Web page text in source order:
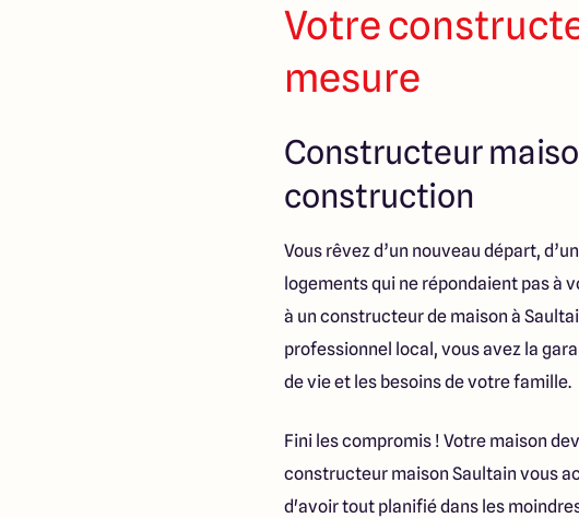
Votre
mesure
Constructeur
construction
Vous rêvez d’un nouveau départ,
logements qui ne répondaient pas à
à un constructeur de maison à
professionnel local, vous avez la
de vie et les besoins de votre famille.
Fini les compromis ! Votre maison
constructeur maison Saultain vous
d'avoir tout planifié dans les